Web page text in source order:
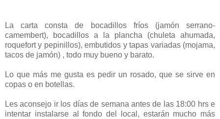
La carta consta de bocadillos fríos (jamón serrano-
camembert), bocadillos a la plancha (chuleta ahumada,
roquefort y pepinillos), embutidos y tapas variadas (mojama,
tacos de jamón) , todo muy bueno y barato.
Lo que más me gusta es pedir un rosado, que se sirve en
copas o en botellas.
Les aconsejo ir los días de semana antes de las 18:00 hrs e
intentar instalarse al fondo del local, estarán mucho más